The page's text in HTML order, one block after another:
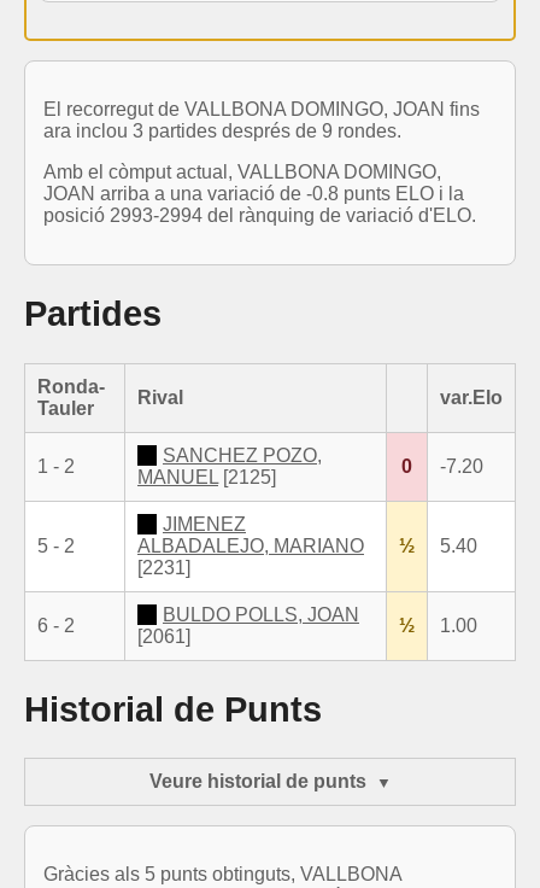
El recorregut de VALLBONA DOMINGO, JOAN fins
ara inclou 3 partides després de 9 rondes.
Amb el còmput actual, VALLBONA DOMINGO,
JOAN arriba a una variació de -0.8 punts ELO i la
posició 2993-2994 del rànquing de variació d'ELO.
Partides
Ronda-
Tauler
Rival var.Elo
1 - 2
SANCHEZ POZO,
MANUEL [2125]
0 -7.20
5 - 2
JIMENEZ
ALBADALEJO, MARIANO
[2231]
½ 5.40
6 - 2
BULDO POLLS, JOAN
[2061]
½ 1.00
Historial de Punts
Veure historial de punts
Gràcies als 5 punts obtinguts, VALLBONA